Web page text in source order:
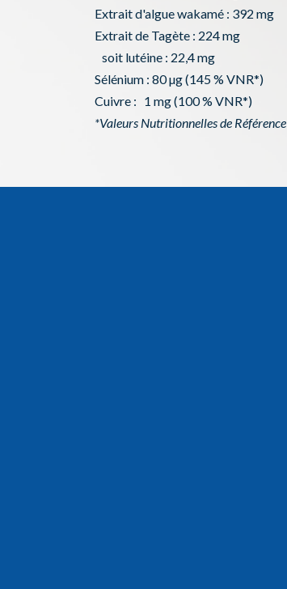
Extrait d'algue wakamé : 392 mg
Extrait de Tagète : 224 mg
soit lutéine : 22,4 mg
Sélénium : 80 µg (145 % VNR*)
Cuivre : 1 mg (100 % VNR*)
*Valeurs Nutritionnelles de Référence